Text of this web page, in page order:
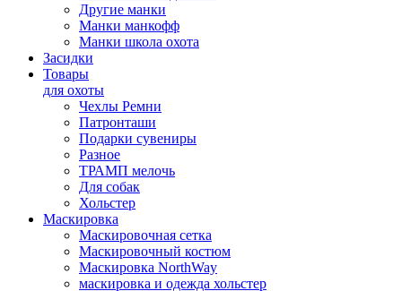
Другие манки
Манки манкофф
Манки школа охота
Засидки
Товары
для охоты
Чехлы Ремни
Патронташи
Подарки сувениры
Разное
ТРАМП мелочь
Для собак
Хольстер
Маскировка
Маскировочная сетка
Маскировочный костюм
Маскировка NorthWay
маскировка и одежда хольстер